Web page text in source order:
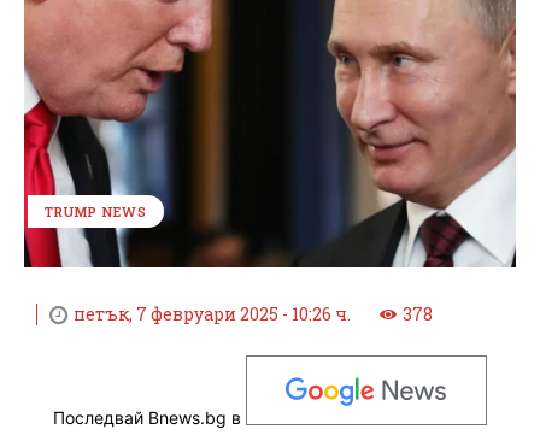
TRUMP NEWS
петък, 7 февруари 2025 - 10:26 ч. 378
Последвай Bnews.bg в